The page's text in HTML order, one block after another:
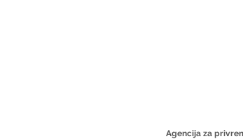
Agencija za